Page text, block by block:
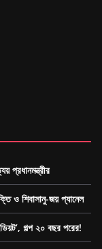
প্রধানমন্ত্রীর
ও শিবাসানু-জয় প্যানেল
গল্প ২০ বছর পরের!